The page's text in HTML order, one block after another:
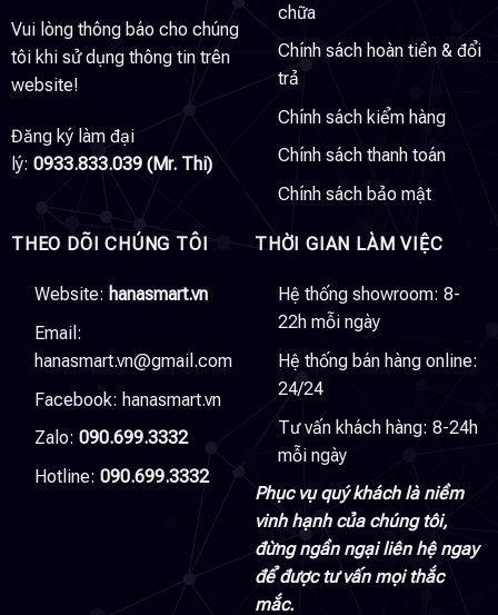
Vui lòng thông báo cho chúng
tôi khi sử dụng thông tin trên
website!
Đăng ký làm đại
lý: 0933.833.039 (Mr. Thi)
chữa
Chính sách hoàn tiền & đổi
trả
Chính sách kiểm hàng
Chính sách thanh toán
Chính sách bảo mật
THEO DÕI CHÚNG TÔI
Website: hanasmart.vn
Email:
hanasmart.vn@gmail.com
Facebook: hanasmart.vn
Zalo: 090.699.3332
Hotline: 090.699.3332
THỜI GIAN LÀM VIỆC
Hệ thống showroom: 8-
22h mỗi ngày
Hệ thống bán hàng online:
24/24
Tư vấn khách hàng: 8-24h
mỗi ngày
Phục vụ quý khách là niềm
vinh hạnh của chúng tôi,
đừng ngần ngại liên hệ ngay
để được tư vấn mọi thắc
mắc.